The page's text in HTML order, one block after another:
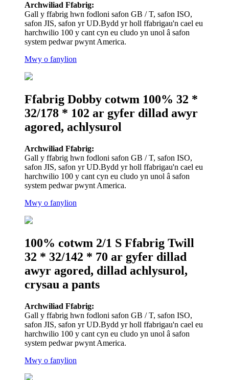
Archwiliad Ffabrig:
Gall y ffabrig hwn fodloni safon GB / T, safon ISO,
safon JIS, safon yr UD.Bydd yr holl ffabrigau'n cael eu
harchwilio 100 y cant cyn eu cludo yn unol â safon
system pedwar pwynt America.
Mwy o fanylion
Ffabrig Dobby cotwm 100% 32 *
32/178 * 102 ar gyfer dillad awyr
agored, achlysurol
Archwiliad Ffabrig:
Gall y ffabrig hwn fodloni safon GB / T, safon ISO,
safon JIS, safon yr UD.Bydd yr holl ffabrigau'n cael eu
harchwilio 100 y cant cyn eu cludo yn unol â safon
system pedwar pwynt America.
Mwy o fanylion
100% cotwm 2/1 S Ffabrig Twill
32 * 32/142 * 70 ar gyfer dillad
awyr agored, dillad achlysurol,
crysau a pants
Archwiliad Ffabrig:
Gall y ffabrig hwn fodloni safon GB / T, safon ISO,
safon JIS, safon yr UD.Bydd yr holl ffabrigau'n cael eu
harchwilio 100 y cant cyn eu cludo yn unol â safon
system pedwar pwynt America.
Mwy o fanylion